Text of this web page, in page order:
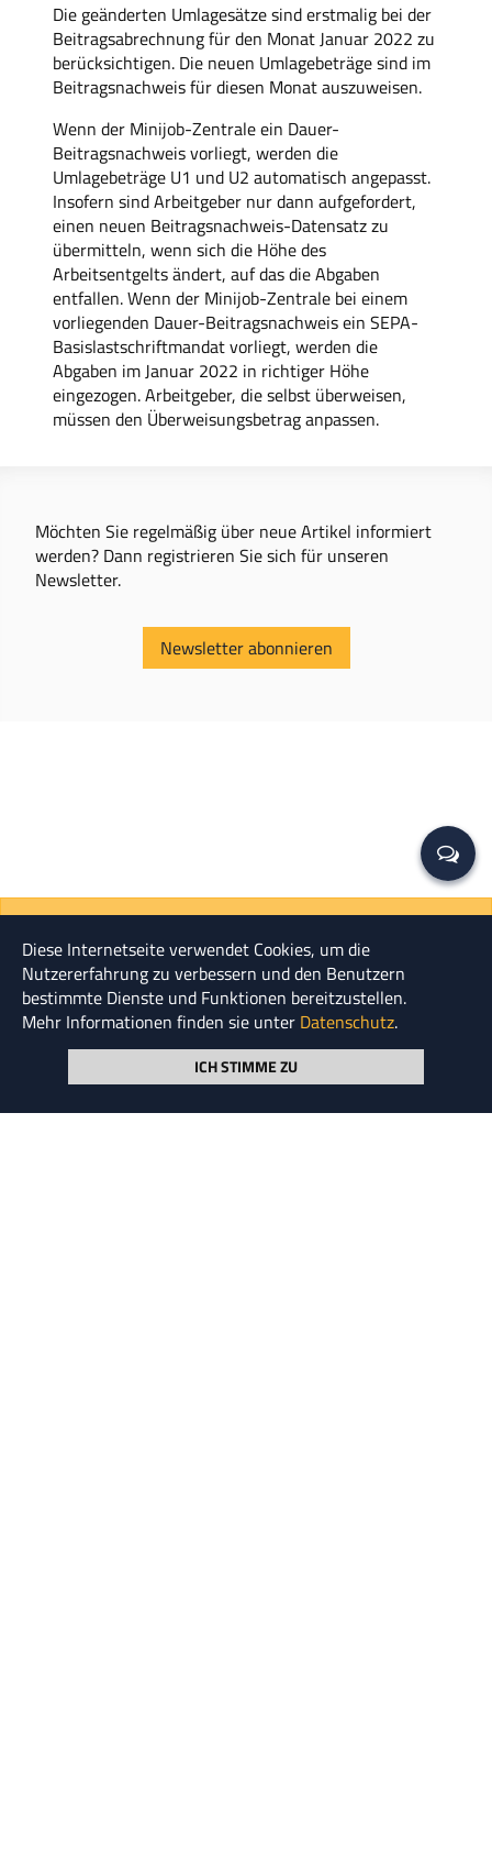
Die geänderten Umlagesätze sind erstmalig bei der
Beitragsabrechnung für den Monat Januar 2022 zu
berücksichtigen. Die neuen Umlagebeträge sind im
Beitragsnachweis für diesen Monat auszuweisen.
Wenn der Minijob-Zentrale ein Dauer-
Beitragsnachweis vorliegt, werden die
Umlagebeträge U1 und U2 automatisch angepasst.
Insofern sind Arbeitgeber nur dann aufgefordert,
einen neuen Beitragsnachweis-Datensatz zu
übermitteln, wenn sich die Höhe des
Arbeitsentgelts ändert, auf das die Abgaben
entfallen. Wenn der Minijob-Zentrale bei einem
vorliegenden Dauer-Beitragsnachweis ein SEPA-
Basislastschriftmandat vorliegt, werden die
Abgaben im Januar 2022 in richtiger Höhe
eingezogen. Arbeitgeber, die selbst überweisen,
müssen den Überweisungsbetrag anpassen.
Möchten Sie regelmäßig über neue Artikel informiert
werden? Dann registrieren Sie sich für unseren
Newsletter.
Newsletter abonnieren
"Ehefrau: die Steuer, die man für den Luxus zahlen
muss, Kinder zu haben."
Gabriel Laub
Seite durchsuchen
© HENSKE 2026
Diese Internetseite verwendet Cookies, um die
Nutzererfahrung zu verbessern und den Benutzern
bestimmte Dienste und Funktionen bereitzustellen.
Mehr Informationen finden sie unter Datenschutz.
ICH STIMME ZU